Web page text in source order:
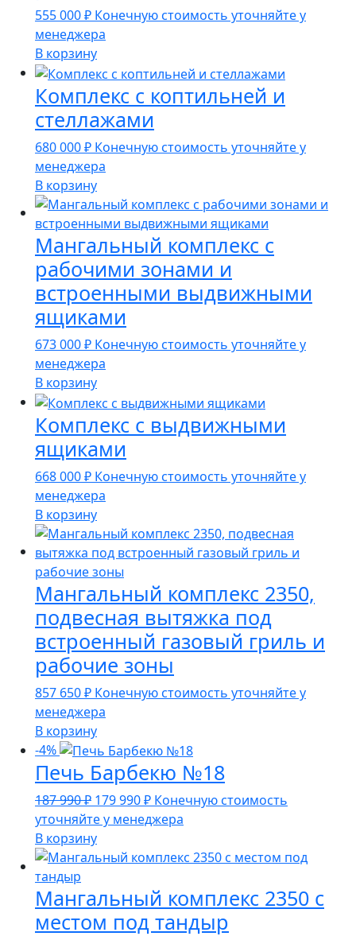
555 000₽ Конечную стоимость уточняйте у
менеджера
В корзину
Комплекс с коптильней и
стеллажами
680 000₽ Конечную стоимость уточняйте у
менеджера
В корзину
Мангальный комплекс с
рабочими зонами и
встроенными выдвижными
ящиками
673 000₽ Конечную стоимость уточняйте у
менеджера
В корзину
Комплекс с выдвижными
ящиками
668 000₽ Конечную стоимость уточняйте у
менеджера
В корзину
Мангальный комплекс 2350,
подвесная вытяжка под
встроенный газовый гриль и
рабочие зоны
857 650₽ Конечную стоимость уточняйте у
менеджера
В корзину
-4%
Печь Барбекю №18
187 990₽ Первоначальная
цена
составляла
187
179 990₽Текущая
цена:
990 ₽.
Конечную стоимость
уточняйте у менеджера
В корзину
Мангальный комплекс 2350 с
местом под тандыр